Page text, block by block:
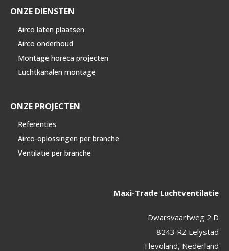
ONZE DIENSTEN
Airco laten plaatsen
Airco onderhoud
Montage horeca projecten
Luchtkanalen montage
ONZE PROJECTEN
Referenties
Airco-oplossingen per branche
Ventilatie per branche
Maxi-Trade Luchtventilatie
Dwarsvaartweg 2 D
8243 RZ Lelystad
Flevoland, Nederland